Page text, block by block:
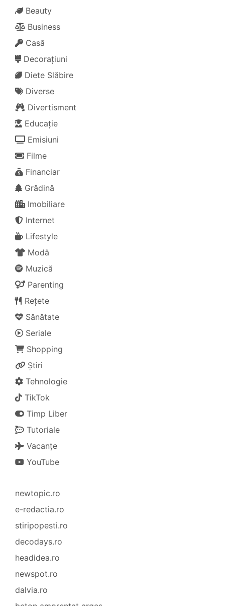
Beauty
Business
Casă
Decorațiuni
Diete Slăbire
Diverse
Divertisment
Educație
Emisiuni
Filme
Financiar
Grădină
Imobiliare
Internet
Lifestyle
Modă
Muzică
Parenting
Rețete
Sănătate
Seriale
Shopping
Știri
Tehnologie
TikTok
Timp Liber
Tutoriale
Vacanțe
YouTube
newtopic.ro
e-redactia.ro
stiripopesti.ro
decodays.ro
headidea.ro
newspot.ro
dalvia.ro